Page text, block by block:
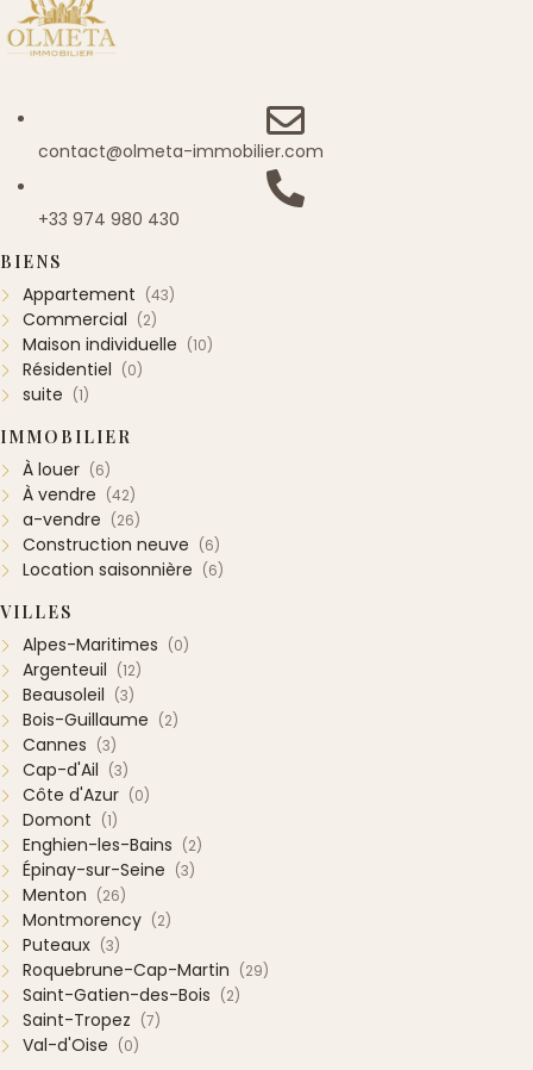
contact@olmeta-immobilier.com
+33 974 980 430
BIENS
Appartement (43)
Commercial (2)
Maison individuelle (10)
Résidentiel (0)
suite (1)
IMMOBILIER
À louer (6)
À vendre (42)
a-vendre (26)
Construction neuve (6)
Location saisonnière (6)
VILLES
Alpes-Maritimes (0)
Argenteuil (12)
Beausoleil (3)
Bois-Guillaume (2)
Cannes (3)
Cap-d'Ail (3)
Côte d'Azur (0)
Domont (1)
Enghien-les-Bains (2)
Épinay-sur-Seine (3)
Menton (26)
Montmorency (2)
Puteaux (3)
Roquebrune-Cap-Martin (29)
Saint-Gatien-des-Bois (2)
Saint-Tropez (7)
Val-d'Oise (0)